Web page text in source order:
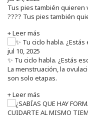
Tus pies también quieren
???? Tus pies también
+ Leer más
jul 10, 2025
✨ Tu ciclo habla. ¿Estás
La menstruación, la
son solo etapas.
+ Leer más